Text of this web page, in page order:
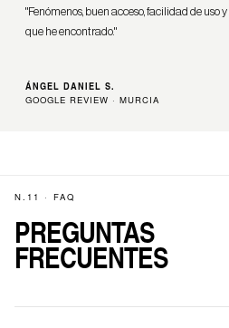
"Fenómenos, buen acceso, facilidad de uso
que he encontrado."
ÁNGEL DANIEL S.
GOOGLE REVIEW · MURCIA
N.11 · FAQ
PREGUNTAS
FRECUENTES